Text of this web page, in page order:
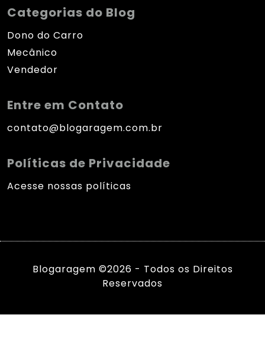
Categorias do Blog
Dono do Carro
Mecânico
Vendedor
Entre em Contato
contato@blogaragem.com.br
Políticas de Privacidade
Acesse nossas políticas
Blogaragem ©2026 - Todos os Direitos
Reservados